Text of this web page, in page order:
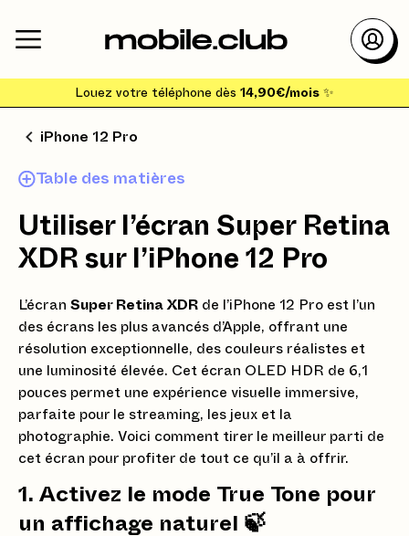
Louez votre téléphone dès 14,90€/mois ✨
iPhone 12 Pro
Table des matières
Utiliser l’écran Super Retina
XDR sur l’iPhone 12 Pro
L’écran Super Retina XDR de l’iPhone 12 Pro est l’un
des écrans les plus avancés d’Apple, offrant une
résolution exceptionnelle, des couleurs réalistes et
une luminosité élevée. Cet écran OLED HDR de 6,1
pouces permet une expérience visuelle immersive,
parfaite pour le streaming, les jeux et la
photographie. Voici comment tirer le meilleur parti de
cet écran pour profiter de tout ce qu’il a à offrir.
1. Activez le mode True Tone pour
un affichage naturel 🍃